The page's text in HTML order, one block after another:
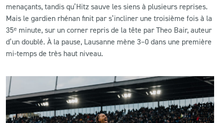
menaçants, tandis qu’Hitz sauve les siens à plusieurs reprises.
Mais le gardien rhénan finit par s’incliner une troisième fois à la
35ᵉ minute, sur un corner repris de la tête par Theo Bair, auteur
d’un doublé. À la pause, Lausanne mène 3–0 dans une première
mi-temps de très haut niveau.